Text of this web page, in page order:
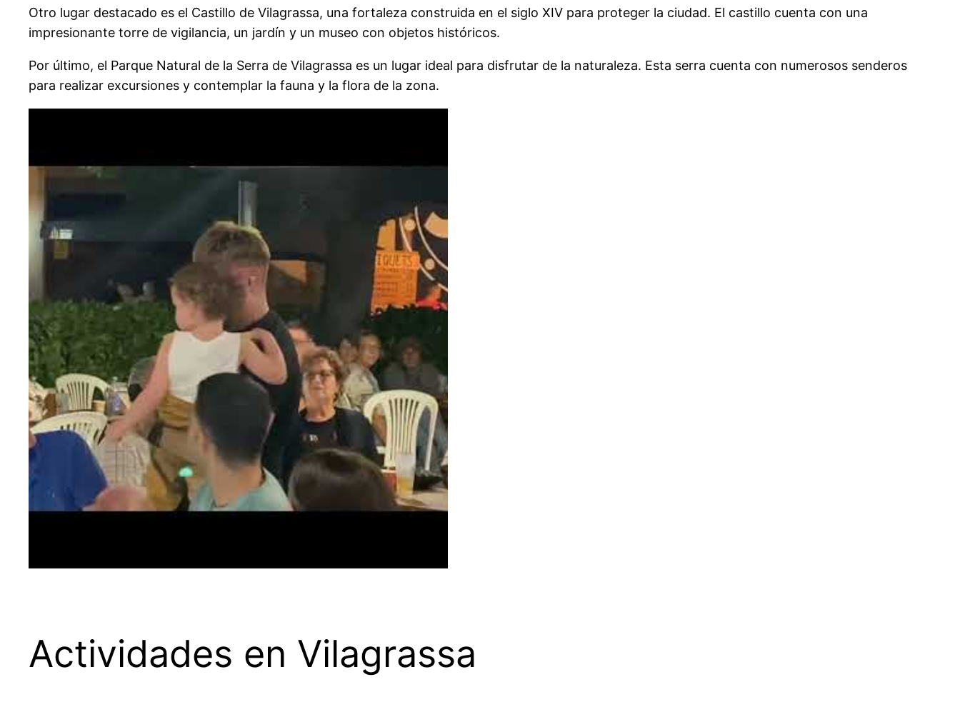
Otro lugar destacado es el Castillo de Vilagrassa, una fortaleza construida en el siglo XIV para proteger la ciudad. El castillo cuenta con una
impresionante torre de vigilancia, un jardín y un museo con objetos históricos.
Por último, el Parque Natural de la Serra de Vilagrassa es un lugar ideal para disfrutar de la naturaleza. Esta serra cuenta con numerosos senderos
para realizar excursiones y contemplar la fauna y la flora de la zona.
Actividades en Vilagrassa